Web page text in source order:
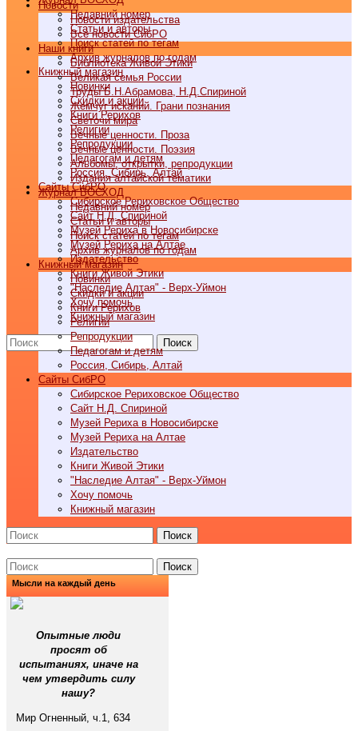
Недавний номер
Статьи и авторы
Поиск статей по тегам
Архив журналов по годам
Книжный магазин
Новинки
Скидки и акции
Книги Рерихов
Религии
Репродукции
Педагогам и детям
Россия, Сибирь, Алтай
Cайты СибРО
Сибирское Рериховское Общество
Сайт Н.Д. Спириной
Музей Рериха в Новосибирске
Музей Рериха на Алтае
Издательство
Книги Живой Этики
"Наследие Алтая" - Верх-Уймон
Хочу помочь
Книжный магазин
Поиск
Новости
Новости издательства
Все новости СибРО
Наши книги
Библиотека Живой Этики
Великая семья России
Труды Б.Н.Абрамова, Н.Д.Спириной
Жемчуг исканий. Грани познания
Светочи мира
Вечные ценности. Проза
Вечные ценности. Поэзия
Альбомы, открытки, репродукции
Издания алтайской тематики
Журнал ВОСХОД
Недавний номер
Статьи и авторы
Поиск статей по тегам
Архив журналов по годам
Книжный магазин
Новинки
Скидки и акции
Книги Рерихов
Религии
Репродукции
Педагогам и детям
Россия, Сибирь, Алтай
Cайты СибРО
Сибирское Рериховское Общество
Сайт Н.Д. Спириной
Музей Рериха в Новосибирске
Музей Рериха на Алтае
Издательство
Книги Живой Этики
"Наследие Алтая" - Верх-Уймон
Хочу помочь
Книжный магазин
Поиск
Поиск
Мысли на каждый день
Опытные люди
просят об
испытаниях, иначе на
чем утвердить силу
нашу?
Мир Огненный, ч.1, 634